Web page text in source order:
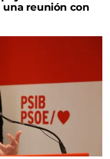
una reunión con